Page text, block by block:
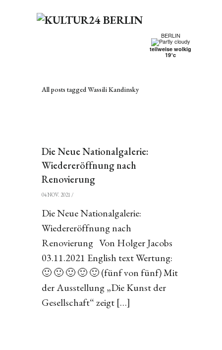
BERLIN
teilweise wolkig
19°c
All posts tagged Wassili Kandinsky
Die Neue Nationalgalerie:
Wiedereröffnung nach
Renovierung
04 NOV. 2021 /
Die Neue Nationalgalerie:
Wiedereröffnung nach
Renovierung Von Holger Jacobs
03.11.2021 English text Wertung:
🙂 🙂 🙂 🙂 🙂 (fünf von fünf) Mit
der Ausstellung „Die Kunst der
Gesellschaft“ zeigt […]